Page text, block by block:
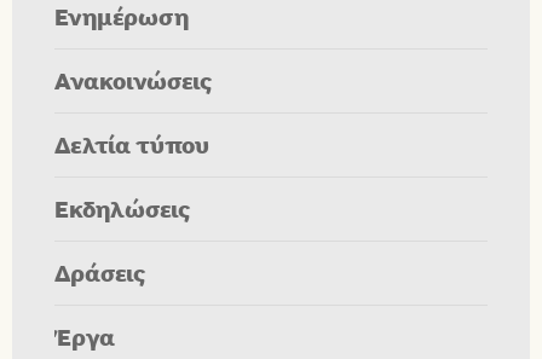
Ενημέρωση
Ανακοινώσεις
Δελτία τύπου
Εκδηλώσεις
Δράσεις
Έργα